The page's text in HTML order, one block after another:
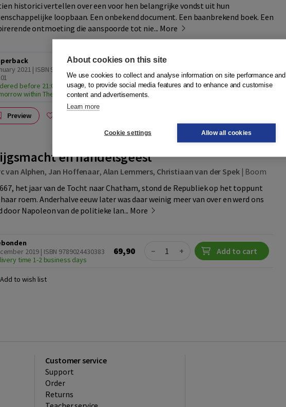
historici vertellen over een voor hen belangrijke vondst uit hun
loopbaan. Een onbekend document. Een baanbrekend boek. Een
ontmoeting die aanspoorde tot nie... More
2021 | ISBN 9789024436569 |
before 21:00, delivered
within The Netherlands
29,90 Quantity
− + Add to cart
Preview
en handelsgeest
van Alphen, Jan Hoffenaar, Alan Lemmers, Christiaan van der Spek| Boom
het jaar van de Tocht naar Chatham, stond de Republiek op het toppunt
roem. Anderhalve eeuw later was daar weinig meer van over en werd ons
door Napoleon van de politieke lan... More
2019 | ISBN 9789024430383
time 1-2 business days
69,90 Quantity
− + Add to cart
Add to wish list
Customer service
Support
Order
Returns
About cookies on this site
We use cookies to collect and analyse information on site performance and
usage, to provide social media features and to enhance and customise
content and advertisements.
Learn more
Cookie settings Allow all cookies